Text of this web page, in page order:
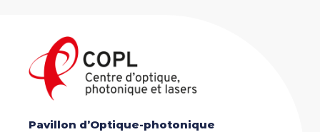
Pavillon d’Optique-photonique